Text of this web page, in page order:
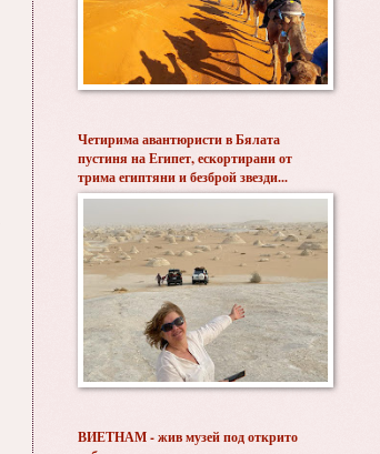
Четирима авантюристи в Бялата
пустиня на Египет, ескортирани от
трима египтяни и безброй звезди...
ВИЕТНАМ - жив музей под открито